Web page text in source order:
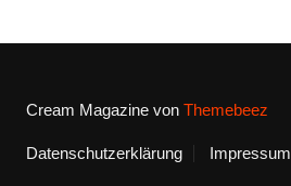
Cream Magazine von Themebeez
Datenschutzerklärung Impressum